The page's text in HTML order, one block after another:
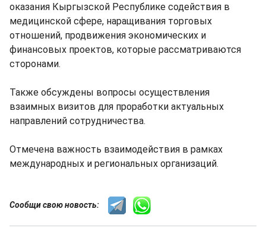
оказания Кыргызской Республике содействия в
медицинской сфере, наращивания торговых
отношений, продвижения экономических и
финансовых проектов, которые рассматриваются
сторонами.
Также обсуждены вопросы осуществления
взаимных визитов для проработки актуальных
направлений сотрудничества.
Отмечена важность взаимодействия в рамках
международных и региональных организаций.
Сообщи свою новость: